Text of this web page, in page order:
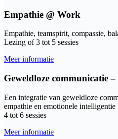
Empathie @ Work
Empathie, teamspirit, compassie,
Lezing of 3 tot 5 sessies
Meer informatie
Geweldloze communicatie
Een integratie van geweldloze
empathie en emotionele intelligentie
4 tot 6 sessies
Meer informatie